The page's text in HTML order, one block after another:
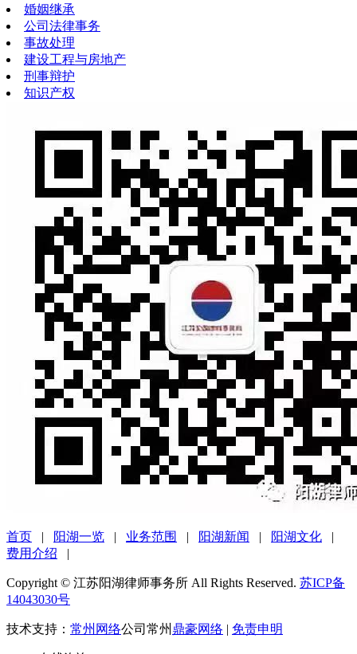
婚姻继承
公司法律事务
事故处理
建设工程与房地产
刑事辩护
知识产权
首页 | 阳湖一览 | 业务范围 | 阳湖新闻 | 阳湖文化 |
费用介绍 |
Copyright © 江苏阳湖律师事务所 All Rights Reserved. 苏ICP备
14043030号
技术支持： 常州网络公司常州 鼎豪网络 | 免责申明